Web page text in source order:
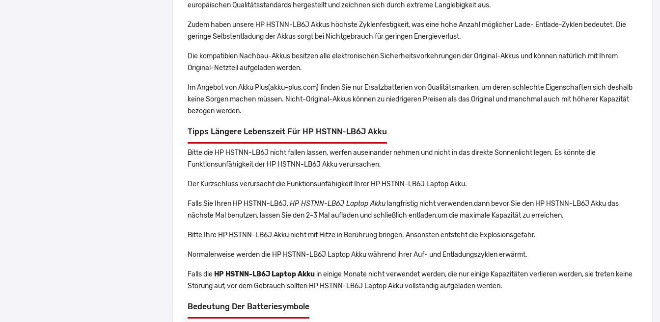
europäischen Qualitätsstandards hergestellt und zeichnen sich durch extreme Langlebigkeit aus.
Zudem haben unsere HP HSTNN-LB6J Akkus höchste Zyklenfestigkeit, was eine hohe Anzahl möglicher Lade- Entlade-Zyklen bedeutet. Die
geringe Selbstentladung der Akkus sorgt bei Nichtgebrauch für geringen Energieverlust.
Die kompatiblen Nachbau-Akkus besitzen alle elektronischen Sicherheitsvorkehrungen der Original-Akkus und können natürlich mit Ihrem
Original-Netzteil aufgeladen werden.
Im Angebot von Akku Plus(akku-plus.com) finden Sie nur Ersatzbatterien von Qualitätsmarken, um deren schlechte Eigenschaften sich deshalb
keine Sorgen machen müssen. Nicht-Original-Akkus können zu niedrigeren Preisen als das Original und manchmal auch mit höherer Kapazität
bezogen werden.
Tipps Längere Lebenszeit Für HP HSTNN-LB6J Akku
Bitte die HP HSTNN-LB6J nicht fallen lassen, werfen auseinander nehmen und nicht in das direkte Sonnenlicht legen. Es könnte die
Funktionsunfähigkeit der HP HSTNN-LB6J Akku verursachen.
Der Kurzschluss verursacht die Funktionsunfähigkeit Ihrer HP HSTNN-LB6J Laptop Akku.
Falls Sie Ihren HP HSTNN-LB6J,HP HSTNN-LB6J Laptop Akku langfristig nicht verwenden,dann bevor Sie den HP HSTNN-LB6J Akku das
nächste Mal benutzen, lassen Sie den 2-3 Mal aufladen und schließlich entladen,um die maximale Kapazität zu erreichen.
Bitte Ihre HP HSTNN-LB6J Akku nicht mit Hitze in Berührung bringen. Ansonsten entsteht die Explosionsgefahr.
Normalerweise werden die HP HSTNN-LB6J Laptop Akku während ihrer Auf- und Entladungszyklen erwärmt.
Falls die HP HSTNN-LB6J Laptop Akku in einige Monate nicht verwendet werden, die nur einige Kapazitäten verlieren werden, sie treten keine
Störung auf, vor dem Gebrauch sollten HP HSTNN-LB6J Laptop Akku vollständig aufgeladen werden.
Bedeutung Der Batteriesymbole